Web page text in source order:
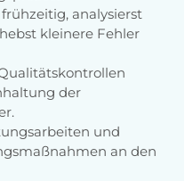
analysierst
kleinere Fehler
der
und
an den